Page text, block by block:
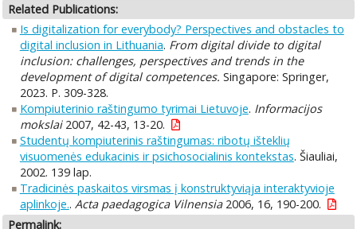
Related Publications:
Is digitalization for everybody? Perspectives and obstacles to
digital inclusion in Lithuania. From digital divide to digital
inclusion: challenges, perspectives and trends in the
development of digital competences. Singapore: Springer,
2023. P. 309-328.
Kompiuterinio raštingumo tyrimai Lietuvoje. Informacijos
mokslai2007, 42-43, 13-20.
Studentų kompiuterinis raštingumas: ribotų išteklių
visuomenės edukacinis ir psichosocialinis kontekstas. Šiauliai,
2002. 139 lap.
Tradicinės paskaitos virsmas į konstruktyviąja interaktyvioje
aplinkoje.. Acta paedagogica Vilnensia2006, 16, 190-200.
Permalink: